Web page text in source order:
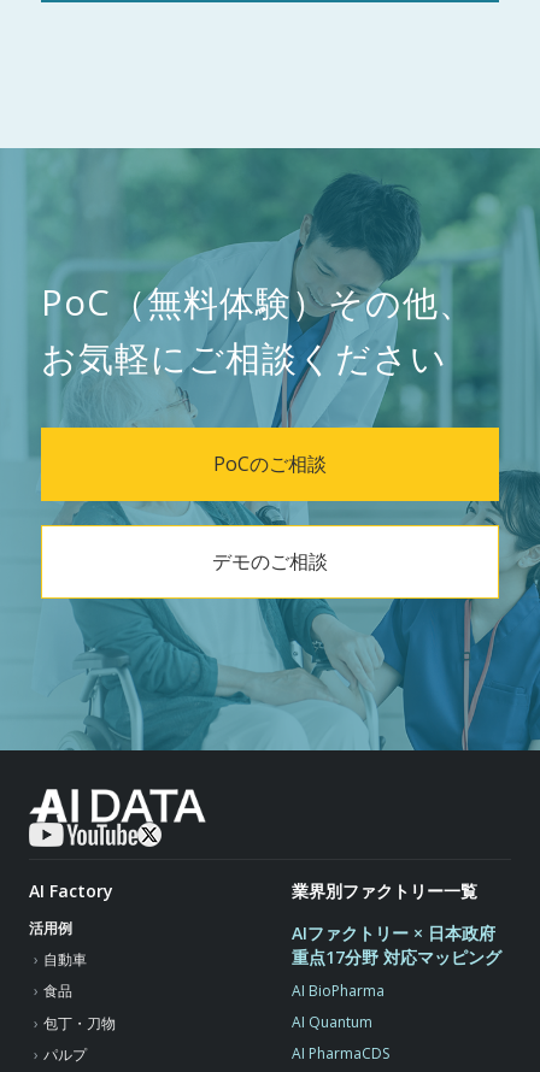
PoC（無料体験）その他、
お気軽にご相談ください
PoCのご相談
デモのご相談
AI Factory
活用例
自動車
食品
包丁・刀物
パルプ
業界別ファクトリー一覧
AIファクトリー × 日本政府
重点17分野 対応マッピング
AI BioPharma
AI Quantum
AI PharmaCDS